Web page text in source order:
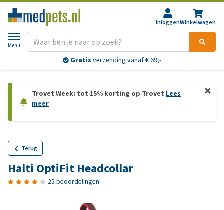
InloggenWinkelwagen
Menu
Gratis verzending vanaf € 69,-
Trovet Week: tot 15% korting op Trovet Lees
meer
Terug
Halti OptiFit Headcollar
25 beoordelingen